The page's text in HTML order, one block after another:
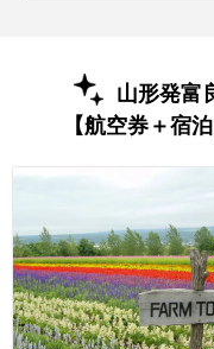
山形発富
【航空券＋宿